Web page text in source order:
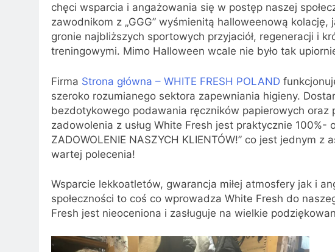
chęci wsparcia i angażowania się w postęp naszej
zawodnikom z „GGG” wyśmienitą halloweenową
gronie najbliższych sportowych przyjaciół, regeneracji i
treningowymi. Mimo Halloween wcale nie było tak
Firma Strona główna – WHITE FRESH POLAND
szeroko rozumianego sektora zapewniania higieny.
bezdotykowego podawania ręczników papierowych oraz
zadowolenia z usług White Fresh jest praktycznie 100%-
ZADOWOLENIE NASZYCH KLIENTÓW!” co jest jednym
wartej polecenia!
Wsparcie lekkoatletów, gwarancja miłej atmosfery jak i
społeczności to coś co wprowadza White Fresh do
Fresh jest nieoceniona i zasługuje na wielkie